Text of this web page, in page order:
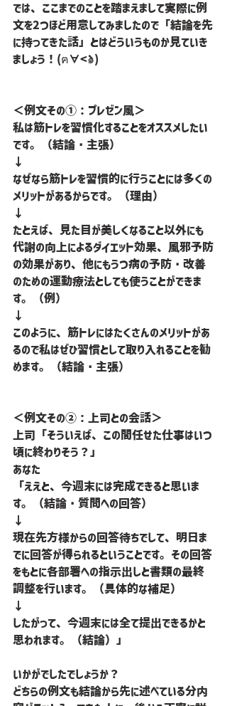
では、ここまでのことを踏まえまして実際に例
文を2つほど用意してみましたので「結論を先
に持ってきた話」とはどういうものか見ていき
ましょう！(ฅ∀<`๑)
＜例文その①：プレゼン風＞
私は筋トレを習慣化することをオススメしたい
です。（結論・主張）
↓
なぜなら筋トレを習慣的に行うことには多くの
メリットがあるからです。（理由）
↓
たとえば、見た目が美しくなること以外にも
代謝の向上によるダイエット効果、風邪予防
の効果があり、他にもうつ病の予防・改善
のための運動療法としても使うことができま
す。（例）
↓
このように、筋トレにはたくさんのメリットがあ
るので私はぜひ習慣として取り入れることを勧
めます。（結論・主張）
＜例文その②：上司との会話＞
上司「そういえば、この間任せた仕事はいつ
頃に終わりそう？」
あなた
「ええと、今週末には完成できると思いま
す。（結論・質問への回答）
↓
現在先方様からの回答待ちでして、明日ま
でに回答が得られるということです。その回答
をもとに各部署への指示出しと書類の最終
調整を行います。（具体的な補足）
↓
したがって、今週末には全て提出できるかと
思われます。（結論）」
いかがでしたでしょうか？
どちらの例文も結論から先に述べている分内